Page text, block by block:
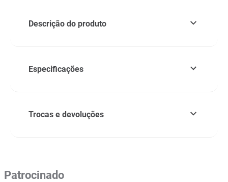
Descrição do produto
Especificações
Trocas e devoluções
Patrocinado